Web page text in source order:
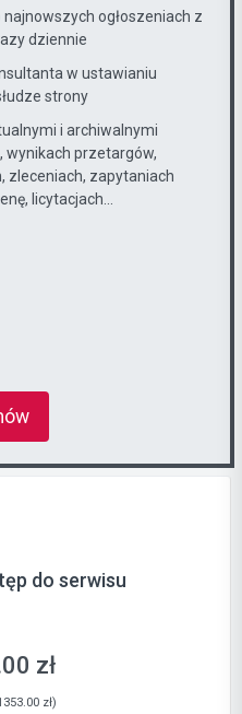
ogłoszeniach z
dziennie
w ustawianiu
strony
i archiwalnymi
wynikach przetargów,
zleceniach, zapytaniach
licytacjach...
do serwisu
zł
zł)